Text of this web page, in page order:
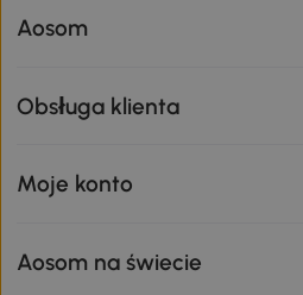
Aosom
Obsługa klienta
Moje konto
Aosom na świecie